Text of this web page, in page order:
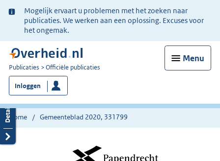
Ter
informatie:
Mogelijk ervaart u problemen met het zoeken naar
publicaties. We werken aan een oplossing. Excuses voor
het ongemak.
Menu
U
bent
nu
hier:
Publicaties Officiële publicaties
Inloggen
Home Gemeenteblad 2020, 331799